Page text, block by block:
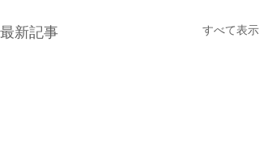
最新記事 すべて表示